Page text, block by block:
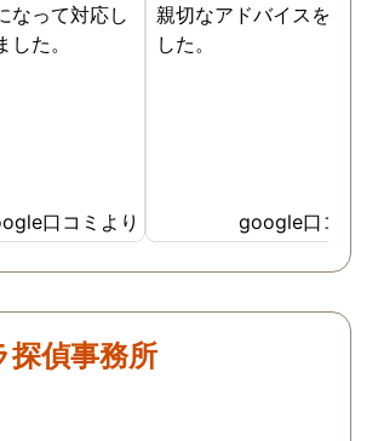
なって対応し
た。
口コミより
親切なアドバイスを頂き
した。
google口コミ
探偵事務所